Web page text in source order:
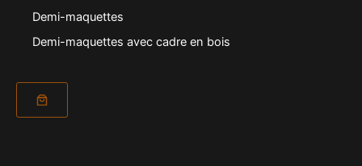
Demi-maquettes
Demi-maquettes avec cadre en bois